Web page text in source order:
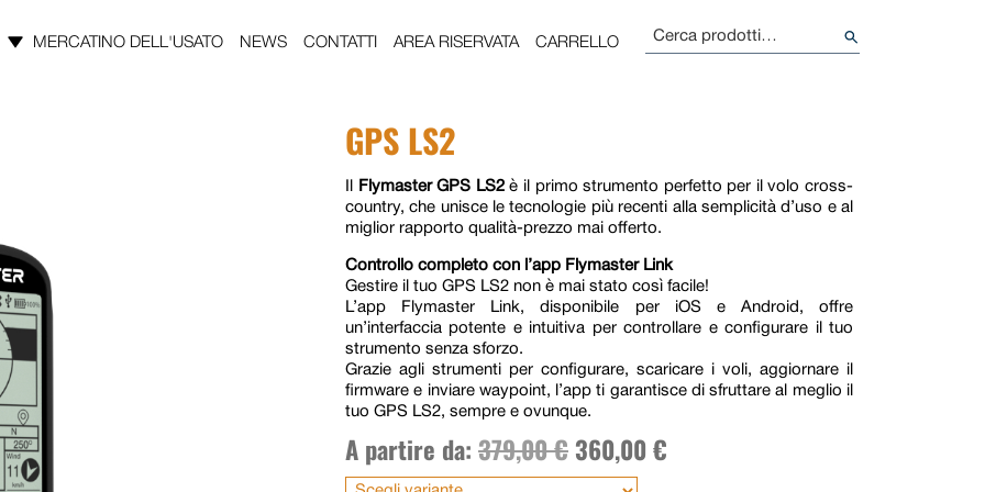
MERCATINO DELL'USATO NEWS CONTATTI AREA RISERVATA CARRELLO
Cerca:
GPS LS2
Flymaster GPS LS2è il primo strumento perfetto per il volo cross-
country, che unisce le tecnologie più recenti alla semplicità d’uso e al
miglior rapporto qualità-prezzo mai offerto.
Controllo completo con l’app Flymaster Link
Gestire il tuo GPS LS2 non è mai stato così facile!
L’app Flymaster Link, disponibile per iOS e Android, offre
un’interfaccia potente e intuitiva per controllare e configurare il tuo
strumento senza sforzo.
Grazie agli strumenti per configurare, scaricare i voli, aggiornare il
firmware e inviare waypoint, l’app ti garantisce di sfruttare al meglio il
tuo GPS LS2, sempre e ovunque.
A partire da: 379,00€ 360,00 €